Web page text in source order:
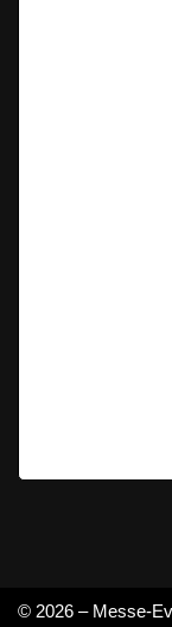
© 2026 – Messe-